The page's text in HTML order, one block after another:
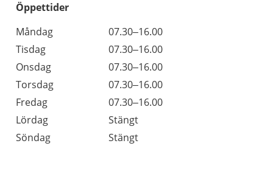
Öppettider
Dag
Öppettider
Kommentarer
Måndag
07.30–16.00
Tisdag
07.30–16.00
Onsdag
07.30–16.00
Torsdag
07.30–16.00
Fredag
07.30–16.00
Lördag
Stängt
Söndag
Stängt